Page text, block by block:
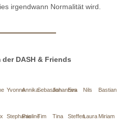
irgendwann Normalität wird.
DASH & Friends
YvonneAnnikaSebastianJohannes
Eva Nils Bastian
StephaniePaulineTim Tina SteffenLaura Miriam